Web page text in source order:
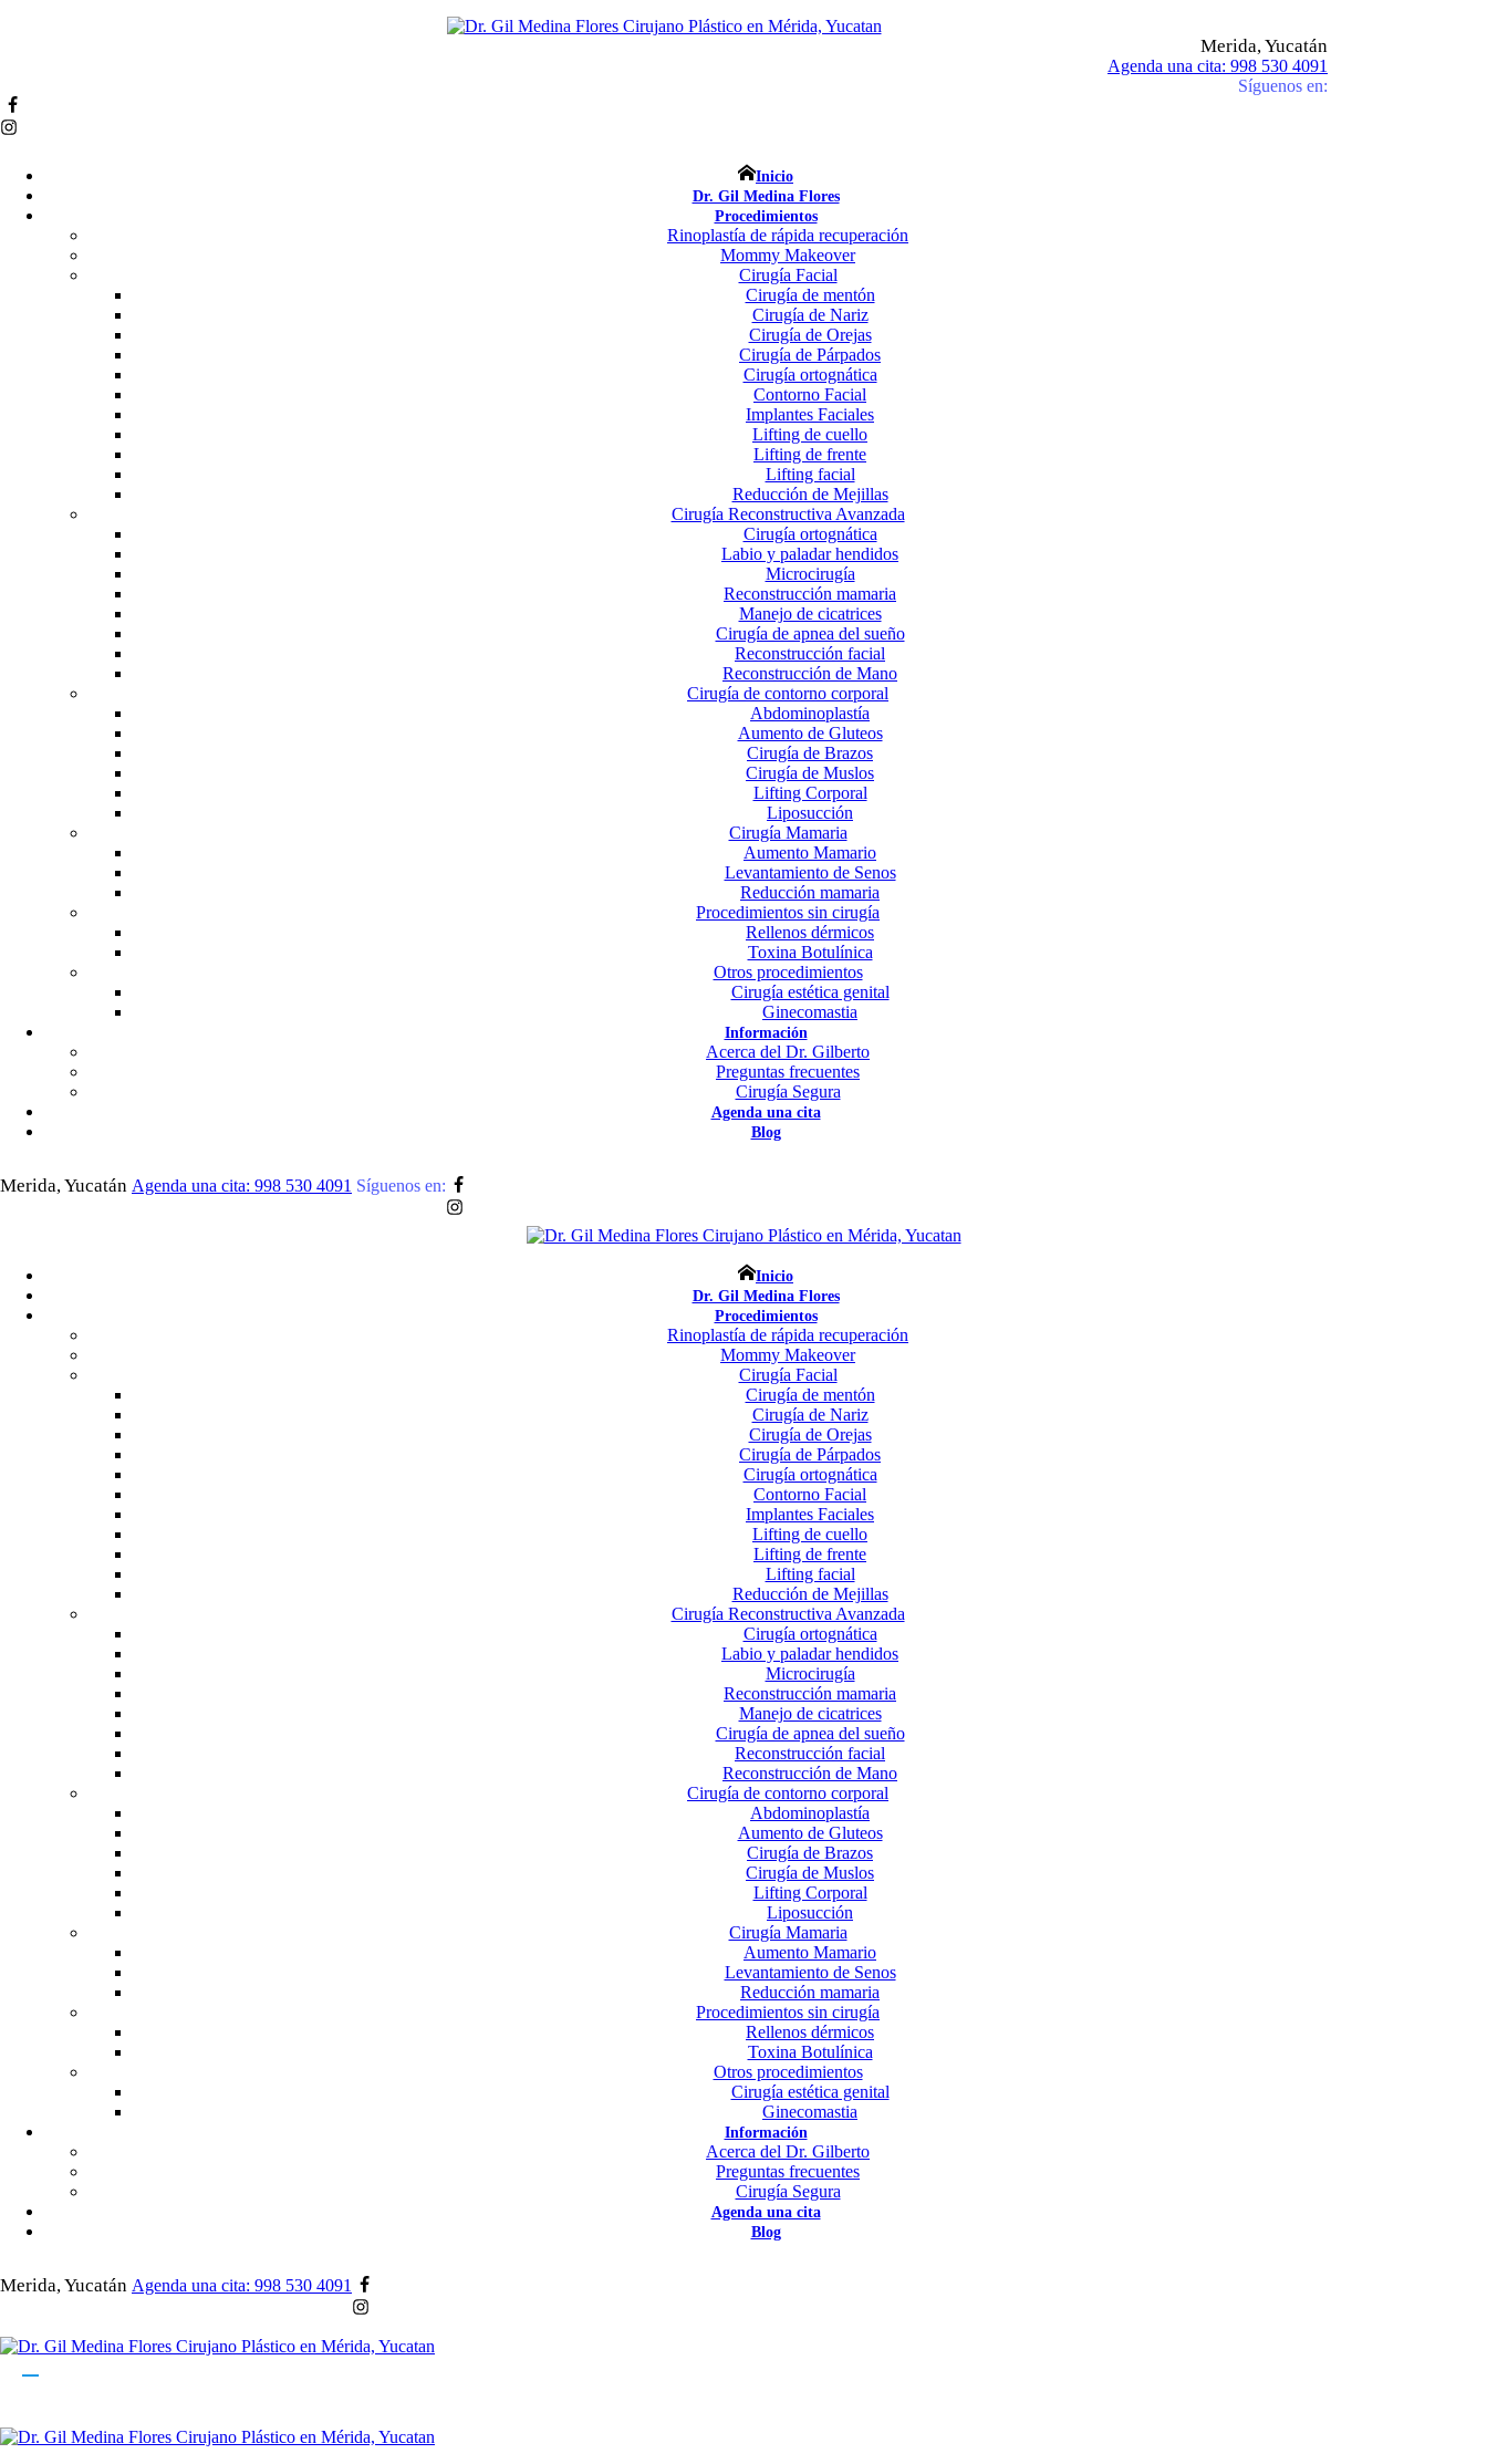
Merida, Yucatán
Agenda una cita: 998 530 4091
Síguenos en:
Inicio
Dr. Gil Medina Flores
Procedimientos
Rinoplastía de rápida recuperación
Mommy Makeover
Cirugía Facial
Cirugía de mentón
Cirugía de Nariz
Cirugía de Orejas
Cirugía de Párpados
Cirugía ortognática
Contorno Facial
Implantes Faciales
Lifting de cuello
Lifting de frente
Lifting facial
Reducción de Mejillas
Cirugía Reconstructiva Avanzada
Cirugía ortognática
Labio y paladar hendidos
Microcirugía
Reconstrucción mamaria
Manejo de cicatrices
Cirugía de apnea del sueño
Reconstrucción facial
Reconstrucción de Mano
Cirugía de contorno corporal
Abdominoplastía
Aumento de Gluteos
Cirugía de Brazos
Cirugía de Muslos
Lifting Corporal
Liposucción
Cirugía Mamaria
Aumento Mamario
Levantamiento de Senos
Reducción mamaria
Procedimientos sin cirugía
Rellenos dérmicos
Toxina Botulínica
Otros procedimientos
Cirugía estética genital
Ginecomastia
Información
Acerca del Dr. Gilberto
Preguntas frecuentes
Cirugía Segura
Agenda una cita
Blog
Merida, Yucatán Agenda una cita: 998 530 4091 Síguenos en:
Inicio
Dr. Gil Medina Flores
Procedimientos
Rinoplastía de rápida recuperación
Mommy Makeover
Cirugía Facial
Cirugía de mentón
Cirugía de Nariz
Cirugía de Orejas
Cirugía de Párpados
Cirugía ortognática
Contorno Facial
Implantes Faciales
Lifting de cuello
Lifting de frente
Lifting facial
Reducción de Mejillas
Cirugía Reconstructiva Avanzada
Cirugía ortognática
Labio y paladar hendidos
Microcirugía
Reconstrucción mamaria
Manejo de cicatrices
Cirugía de apnea del sueño
Reconstrucción facial
Reconstrucción de Mano
Cirugía de contorno corporal
Abdominoplastía
Aumento de Gluteos
Cirugía de Brazos
Cirugía de Muslos
Lifting Corporal
Liposucción
Cirugía Mamaria
Aumento Mamario
Levantamiento de Senos
Reducción mamaria
Procedimientos sin cirugía
Rellenos dérmicos
Toxina Botulínica
Otros procedimientos
Cirugía estética genital
Ginecomastia
Información
Acerca del Dr. Gilberto
Preguntas frecuentes
Cirugía Segura
Agenda una cita
Blog
Merida, Yucatán Agenda una cita: 998 530 4091